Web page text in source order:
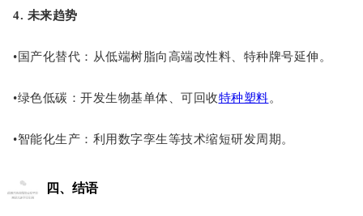
4. 未来趋势
• 国产化替代 ：从低端树脂向高端改性料、特种牌号延伸。
•绿色低碳 ：开发生物基单体、可回收特种塑料。
•智能化生产 ：利用数字孪生等技术缩短研发周期。
四、结语